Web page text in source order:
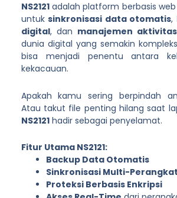
NS2121adalah platform berbasis
untuksinkronisasi data otomatis,
digital, dan manajemen
dunia digital yang semakin
bisa menjadi penentu antara
kekacauan.
Apakah kamu sering berpindah
Atau takut file penting hilang saat
NS2121hadir sebagai penyelamat.
Fitur Utama NS2121:
Backup Data Otomatis
Sinkronisasi Multi-Perangkat
Proteksi Berbasis Enkripsi